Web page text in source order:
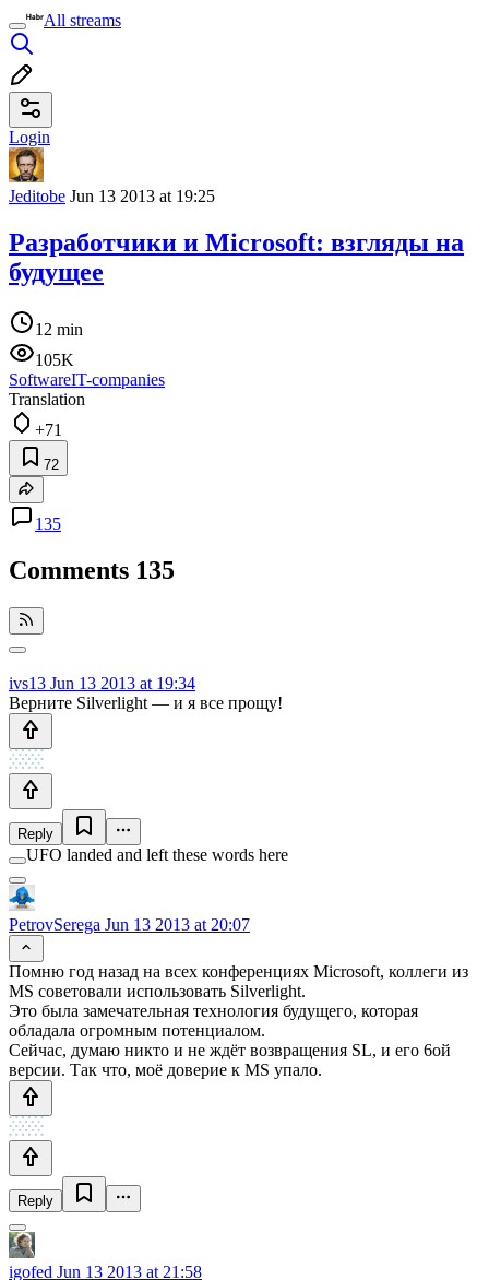
All streams
Login
Jeditobe Jun 13 2013 at 19:25
Разработчики и Microsoft: взгляды на
будущее
12 min
105K
SoftwareIT-companies
Translation
+71
72
135
Comments 135
ivs13 Jun 13 2013 at 19:34
Верните Silverlight — и я все прощу!
Reply
UFO landed and left these words here
PetrovSerega Jun 13 2013 at 20:07
Помню год назад на всех конференциях Microsoft, коллеги из
MS советовали использовать Silverlight.
Это была замечательная технология будущего, которая
обладала огромным потенциалом.
Сейчас, думаю никто и не ждёт возвращения SL, и его 6ой
версии. Так что, моё доверие к MS упало.
Reply
igofed Jun 13 2013 at 21:58